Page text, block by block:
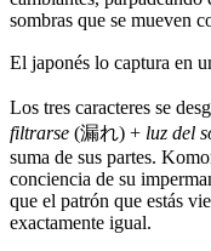
sombras que se mueven
El japonés lo captura en
Los tres caracteres se
filtrarse (漏れ) + luz del
suma de sus partes.
conciencia de su
que el patrón que estás
exactamente igual.